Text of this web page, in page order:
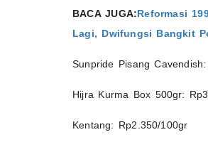
BACA JUGA:Reformasi
Lagi, Dwifungsi Bangkit
Sunpride Pisang
Hijra Kurma Box 500gr:
Kentang: Rp2.350/100gr